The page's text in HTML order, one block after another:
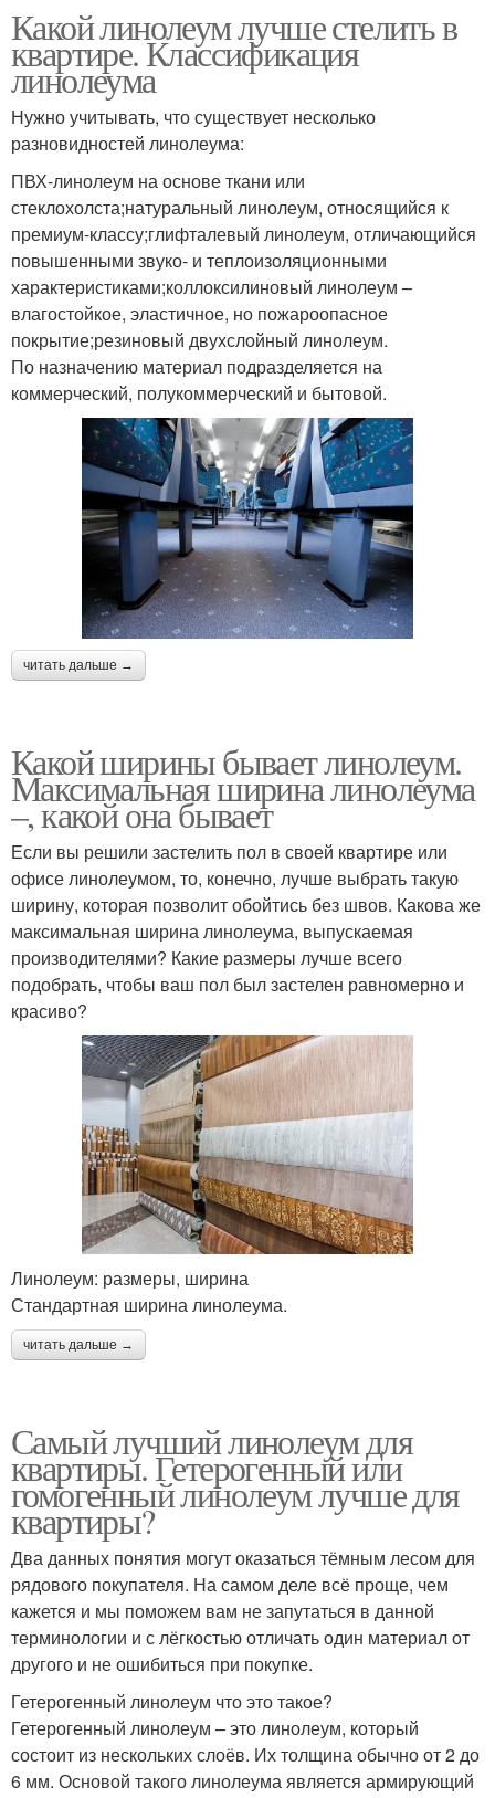
Какой линолеум лучше стелить в
квартире. Классификация
линолеума
Нужно учитывать, что существует несколько
разновидностей линолеума:
ПВХ-линолеум на основе ткани или
стеклохолста;натуральный линолеум, относящийся к
премиум-классу;глифталевый линолеум, отличающийся
повышенными звуко- и теплоизоляционными
характеристиками;коллоксилиновый линолеум –
влагостойкое, эластичное, но пожароопасное
покрытие;резиновый двухслойный линолеум.
По назначению материал подразделяется на
коммерческий, полукоммерческий и бытовой.
читать дальше →
Какой ширины бывает линолеум.
Максимальная ширина линолеума
–, какой она бывает
Если вы решили застелить пол в своей квартире или
офисе линолеумом, то, конечно, лучше выбрать такую
ширину, которая позволит обойтись без швов. Какова же
максимальная ширина линолеума, выпускаемая
производителями? Какие размеры лучше всего
подобрать, чтобы ваш пол был застелен равномерно и
красиво?
Линолеум: размеры, ширина
Стандартная ширина линолеума.
читать дальше →
Самый лучший линолеум для
квартиры. Гетерогенный или
гомогенный линолеум лучше для
квартиры?
Два данных понятия могут оказаться тёмным лесом для
рядового покупателя. На самом деле всё проще, чем
кажется и мы поможем вам не запутаться в данной
терминологии и с лёгкостью отличать один материал от
другого и не ошибиться при покупке.
Гетерогенный линолеум что это такое?
Гетерогенный линолеум – это линолеум, который
состоит из нескольких слоёв. Их толщина обычно от 2 до
6 мм. Основой такого линолеума является армирующий